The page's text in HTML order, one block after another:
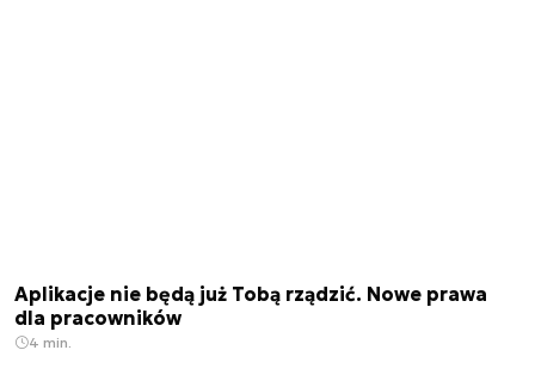
Aplikacje nie będą już Tobą rządzić. Nowe prawa
dla pracowników
4 min.